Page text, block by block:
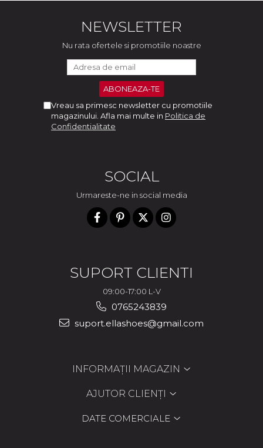
NEWSLETTER
Nu rata ofertele si promotiile noastre
Vreau sa primesc newsletter cu promotiile
magazinului. Afla mai multe in Politica de
Confidentialitate
SOCIAL
Urmareste-ne in social media
SUPORT CLIENTI
09:00-17:00 L-V
0765243839
suport.ellashoes@gmail.com
INFORMAȚII MAGAZIN
AJUTOR CLIENȚI
DATE COMERCIALE